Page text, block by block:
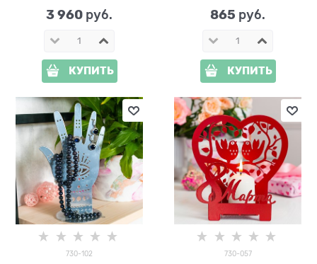
3 960 руб.
КУПИТЬ
865 руб.
КУПИТЬ
730-102 730-057